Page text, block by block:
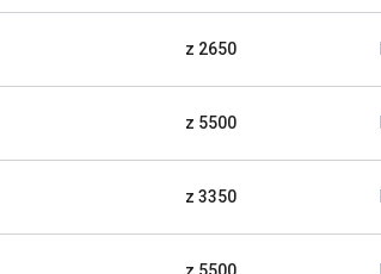
z 2650
z 5500
z 3350